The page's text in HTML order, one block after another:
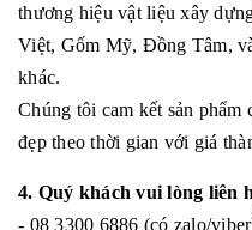
thương hiệu vật liệu xây
Việt, Gốm Mỹ, Đồng Tâm,
khác.
Chúng tôi cam kết sản phẩm
đẹp theo thời gian với giá
4. Quý khách vui lòng liên
- 08 3300 6886 (có zalo/